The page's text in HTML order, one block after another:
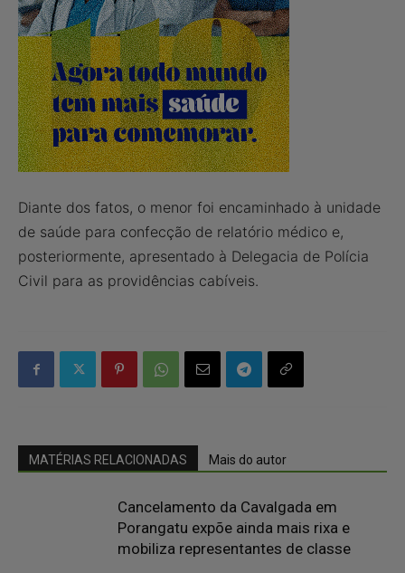
Diante dos fatos, o menor foi encaminhado à unidade
de saúde para confecção de relatório médico e,
posteriormente, apresentado à Delegacia de Polícia
Civil para as providências cabíveis.
MATÉRIAS RELACIONADAS Mais do autor
Cancelamento da Cavalgada em
Porangatu expõe ainda mais rixa e
mobiliza representantes de classe